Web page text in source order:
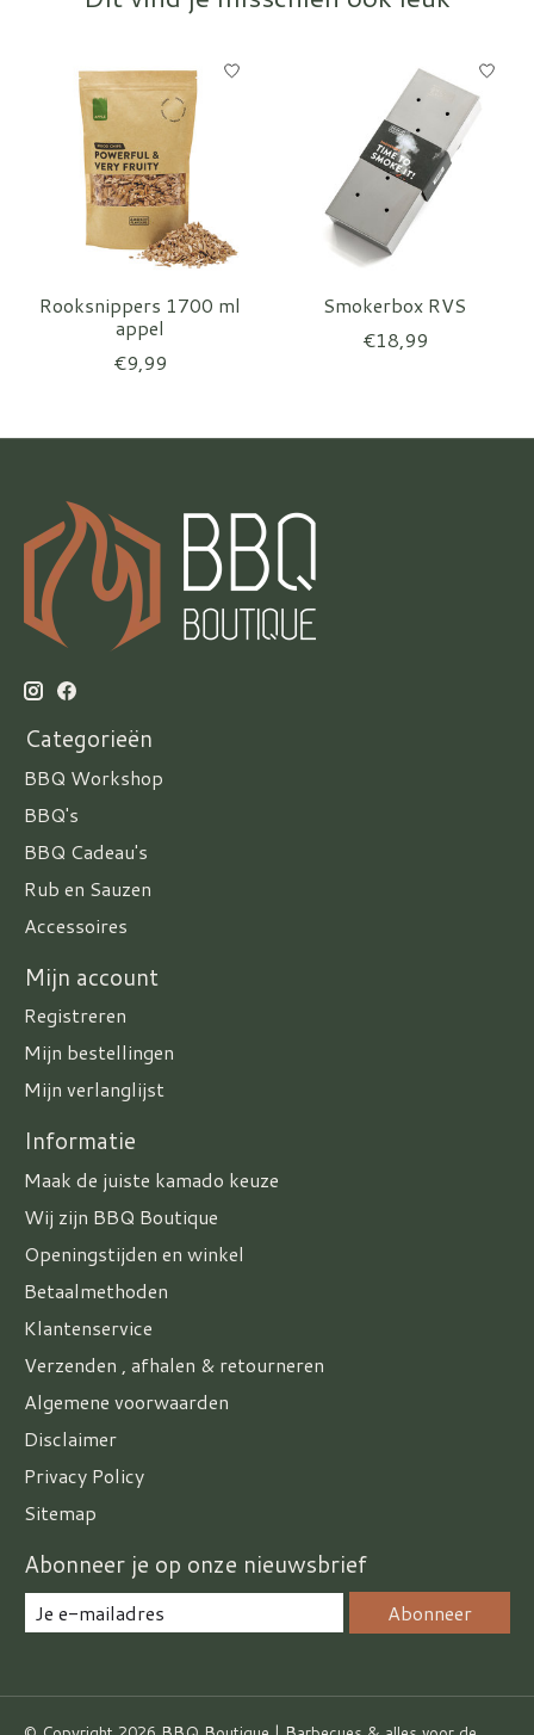
Items van productcarrousel
Rooksnippers 1700 ml
appel
€9,99
Smokerbox RVS
€18,99
Categorieën
BBQ Workshop
BBQ's
BBQ Cadeau's
Rub en Sauzen
Accessoires
Mijn account
Registreren
Mijn bestellingen
Mijn verlanglijst
Informatie
Maak de juiste kamado keuze
Wij zijn BBQ Boutique
Openingstijden en winkel
Betaalmethoden
Klantenservice
Verzenden , afhalen & retourneren
Algemene voorwaarden
Disclaimer
Privacy Policy
Sitemap
Abonneer je op onze nieuwsbrief
Abonneer